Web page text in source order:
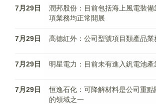
7月29日
潤邦股份：目前包括海上風電裝
項業務均正常開展
7月29日 高德紅外：公司型號項目類產品業
7月29日 明星電力：目前未有進入釩電池產
7月29日
恒逸石化：可降解材料是公司重
的領域之一